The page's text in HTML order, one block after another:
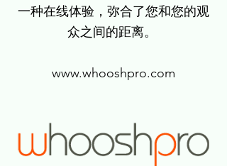
一种在线体验，弥合了您和您的观
众之间的距离。
www.whooshpro.com